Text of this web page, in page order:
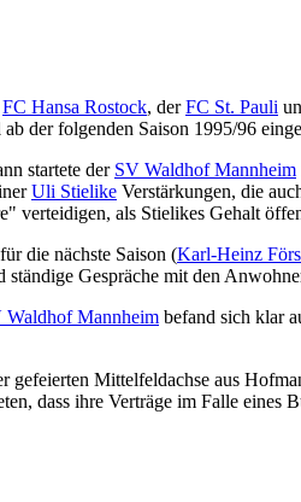
FC Hansa Rostock, derFC St. Pauli
der folgenden Saison 1995/96
startete der SV Waldhof Mannheim
Uli Stielike Verstärkungen, die
verteidigen, als Stielikes Gehalt
die nächste Saison (Karl-Heinz
Gespräche mit den
Waldhof Mannheim befand sich klar
gefeierten Mittelfeldachse aus
dass ihre Verträge im Falle